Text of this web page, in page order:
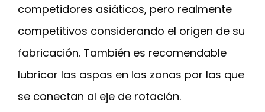
competidores asiáticos, pero realmente
competitivos considerando el origen de su
fabricación. También es recomendable
lubricar las aspas en las zonas por las que
se conectan al eje de rotación.